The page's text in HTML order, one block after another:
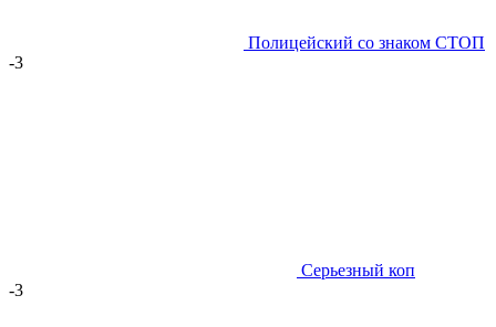
Полицейский со знаком СТОП
-3
Серьезный коп
-3